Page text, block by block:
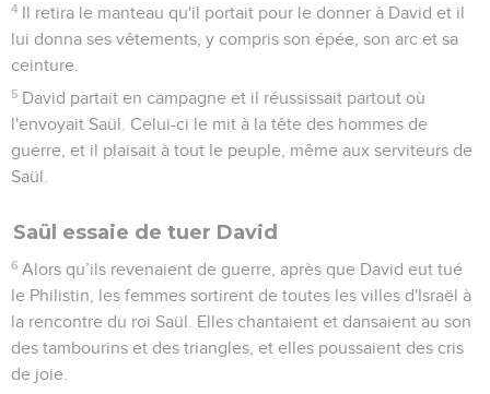
4 Il retira le manteau qu'il portait pour le donner à David et il
lui donna ses vêtements, y compris son épée, son arc et sa
ceinture.
5 David partait en campagne et il réussissait partout où
l'envoyait Saül. Celui-ci le mit à la tête des hommes de
guerre, et il plaisait à tout le peuple, même aux serviteurs de
Saül.
Saül essaie de tuer David
6 Alors qu’ils revenaient de guerre, après que David eut tué
le Philistin, les femmes sortirent de toutes les villes d'Israël à
la rencontre du roi Saül. Elles chantaient et dansaient au son
des tambourins et des triangles, et elles poussaient des cris
de joie.